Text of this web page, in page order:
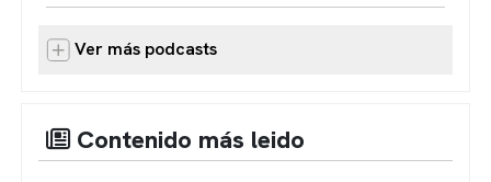
Ver más podcasts
Contenido más leido